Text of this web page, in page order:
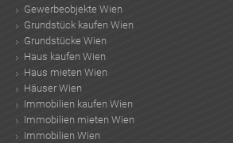
Gewerbeobjekte Wien
Grundstück kaufen Wien
Grundstücke Wien
Haus kaufen Wien
Haus mieten Wien
Häuser Wien
Immobilien kaufen Wien
Immobilien mieten Wien
Immobilien Wien